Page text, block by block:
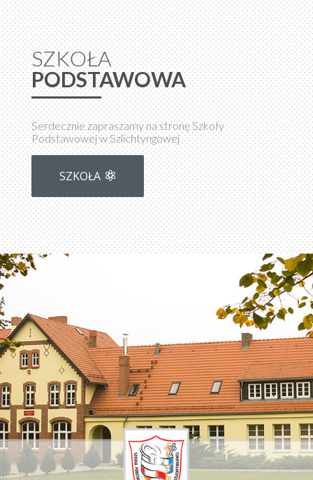
SZKOŁA
PODSTAWOWA
Serdecznie zapraszamy na stronę Szkoły
Podstawowej w Szlichtyngowej
SZKOŁA